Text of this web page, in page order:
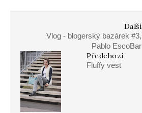
Další
Vlog - blogerský bazárek #3,
Pablo EscoBar
Předchozí
Fluffy vest